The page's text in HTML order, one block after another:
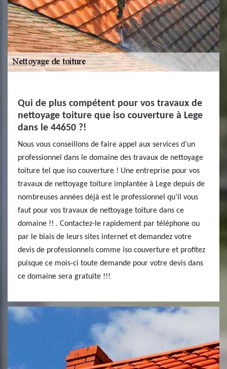
Qui de plus compétent pour vos travaux de
nettoyage toiture que iso couverture à Lege
dans le 44650 ?!
Nous vous conseillons de faire appel aux services d’un
professionnel dans le domaine des travaux de nettoyage
toiture tel que iso couverture ! Une entreprise pour vos
travaux de nettoyage toiture implantée à Lege depuis de
nombreuses années déjà est le professionnel qu’il vous
faut pour vos travaux de nettoyage toiture dans ce
domaine !! . Contactez-le rapidement par téléphone ou
par le biais de leurs sites internet et demandez votre
devis de professionnels comme iso couverture et profitez
puisque ce mois-ci toute demande pour votre devis dans
ce domaine sera gratuite !!!